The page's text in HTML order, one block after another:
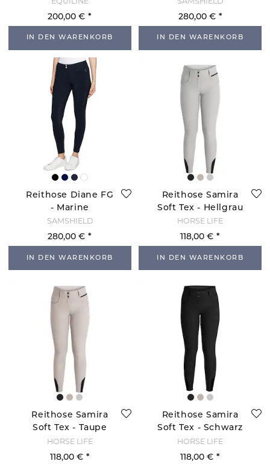
200,00 €
IN DEN WARENKORB
280,00 €
IN DEN WARENKORB
Reithose Diane FG
- Marine
SAMSHIELD
280,00 €
IN DEN WARENKORB
Reithose Samira
Soft Tex - Hellgrau
HORSE LIFE
118,00 €
IN DEN WARENKORB
Reithose Samira
Soft Tex - Taupe
HORSE LIFE
118,00 €
Reithose Samira
Soft Tex - Schwarz
HORSE LIFE
118,00 €